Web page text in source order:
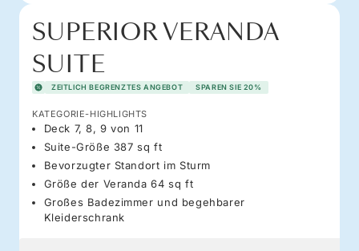
SUPERIOR VERANDA
SUITE
ZEITLICH BEGRENZTES ANGEBOT SPAREN SIE 20%
KATEGORIE-HIGHLIGHTS
Deck 7, 8, 9 von 11
Suite-Größe 387 sq ft
Bevorzugter Standort im Sturm
Größe der Veranda 64 sq ft
Großes Badezimmer und begehbarer
Kleiderschrank